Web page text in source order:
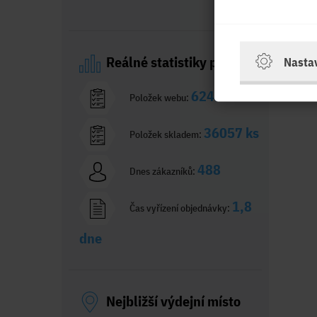
Reálné statistiky prodeje
Položek webu: 62412 ks
Položek skladem: 36057 ks
Dnes zákazníků: 488
Čas vyřízení objednávky: 1,8
dne
Nejbližší výdejní místo